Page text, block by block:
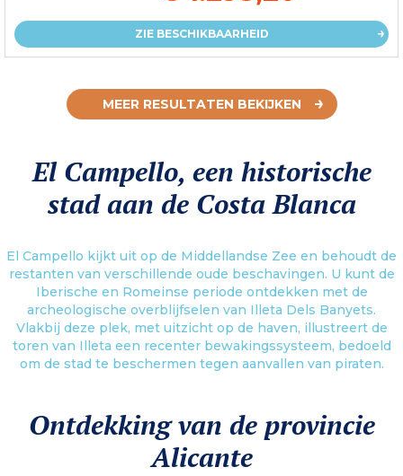
ZIE BESCHIKBAARHEID
MEER RESULTATEN BEKIJKEN
El Campello, een historische
stad aan de Costa Blanca
El Campello kijkt uit op de Middellandse Zee en behoudt de
restanten van verschillende oude beschavingen. U kunt de
Iberische en Romeinse periode ontdekken met de
archeologische overblijfselen van Illeta Dels Banyets.
Vlakbij deze plek, met uitzicht op de haven, illustreert de
toren van Illeta een recenter bewakingssysteem, bedoeld
om de stad te beschermen tegen aanvallen van piraten.
Ontdekking van de provincie
Alicante